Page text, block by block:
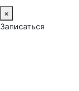
×
Записаться